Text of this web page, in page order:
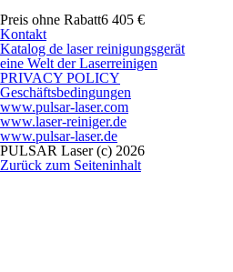
Preis ohne Rabatt6 405 €
Kontakt
Katalog de laser reinigungsgerät
eine Welt der Laserreinigen
PRIVACY POLICY
Geschäftsbedingungen
www.pulsar-laser.com
www.laser-reiniger.de
www.pulsar-laser.de
PULSAR Laser (c) 2026
Zurück zum Seiteninhalt